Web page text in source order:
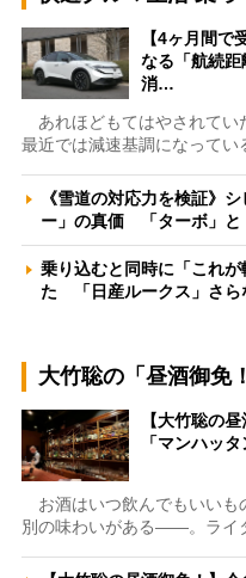
【4ヶ月間で
なる「航続
消…
あれほどもてはやされてい
最近では減速基調になって
《雪道の対応力を検証》
ー」の真価 「ターボ」
乗り込むと同時に「これ
た 「日産ルークス」さ
大竹聡の「昼酒御免
【大竹聡の
「マンハッ
お酒はいつ飲んでもいいも
別の味わいがある――。ライ